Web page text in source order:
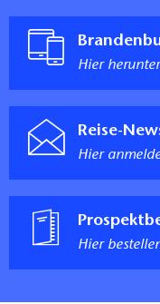
Hier
Reise-
Hier
Hier